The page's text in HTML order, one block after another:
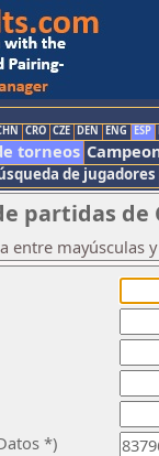
CRO CZE DEN ENG ESP
torneos
de jugadores
partidas de
entre mayúsculas
*)